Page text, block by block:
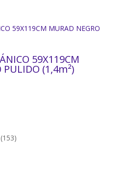
59X119CM
PULIDO (1,4m²)
153153